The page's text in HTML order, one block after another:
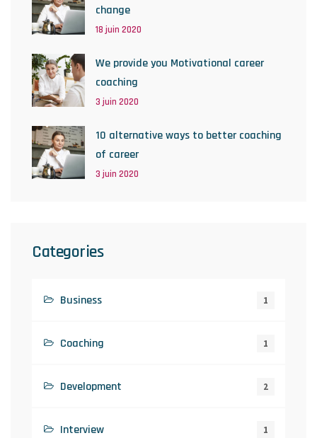
change
18 juin 2020
We provide you Motivational career
coaching
3 juin 2020
10 alternative ways to better coaching
of career
3 juin 2020
Categories
Business 1
Coaching 1
Development 2
Interview 1